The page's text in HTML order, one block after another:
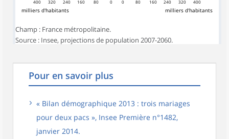
0 80 160 240 320 400
0
80
160
240
320
400
milliers d'habitants
milliers d'habitants
Champ : France métropolitaine.
Source : Insee, projections de population 2007-2060.
Pour en savoir plus
« Bilan démographique 2013 : trois mariages
pour deux pacs », Insee Première n°1482,
janvier 2014.